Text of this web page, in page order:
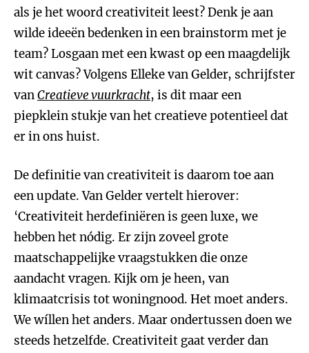
als je het woord creativiteit leest? Denk je aan
wilde ideeën bedenken in een brainstorm met je
team? Losgaan met een kwast op een maagdelijk
wit canvas? Volgens Elleke van Gelder, schrijfster
vanCreatieve vuurkracht, is dit maar een
piepklein stukje van het creatieve potentieel dat
er in ons huist.
De definitie van creativiteit is daarom toe aan
een update. Van Gelder vertelt hierover:
‘Creativiteit herdefiniëren is geen luxe, we
hebben het nódig. Er zijn zoveel grote
maatschappelijke vraagstukken die onze
aandacht vragen. Kijk om je heen, van
klimaatcrisis tot woningnood. Het moet anders.
We wíllen het anders. Maar ondertussen doen we
steeds hetzelfde. Creativiteit gaat verder dan